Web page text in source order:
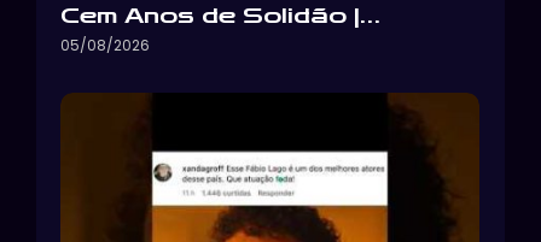
Cem Anos de Solidão |…
05/08/2026